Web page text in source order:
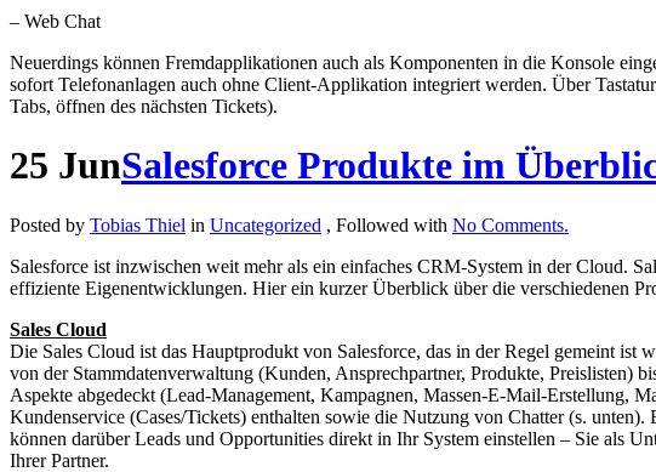
– Web Chat
Neuerdings können Fremdapplikationen auch als Komponenten in die Konsole
sofort Telefonanlagen auch ohne Client-Applikation integriert werden. Über
Tabs, öffnen des nächsten Tickets).
25 JunSalesforce Produkte im
Posted by Tobias Thiel in Uncategorized , Followed with No Comments.
Salesforce ist inzwischen weit mehr als ein einfaches CRM-System in der Cloud.
effiziente Eigenentwicklungen. Hier ein kurzer Überblick über die verschiedenen
Sales Cloud
Die Sales Cloud ist das Hauptprodukt von Salesforce, das in der Regel gemeint
von der Stammdatenverwaltung (Kunden, Ansprechpartner, Produkte, Preislisten)
Aspekte abgedeckt (Lead-Management, Kampagnen, Massen-E-Mail-Erstellung,
Kundenservice (Cases/Tickets) enthalten sowie die Nutzung von Chatter (s.
können darüber Leads und Opportunities direkt in Ihr System einstellen – Sie als
Ihrer Partner.